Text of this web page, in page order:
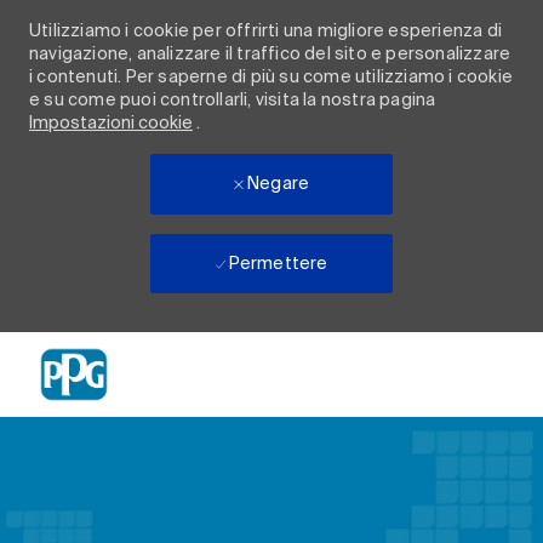
Utilizziamo i cookie per offrirti una migliore esperienza di
navigazione, analizzare il traffico del sito e personalizzare
i contenuti. Per saperne di più su come utilizziamo i cookie
e su come puoi controllarli, visita la nostra pagina
Impostazioni cookie .
Negare
Permettere